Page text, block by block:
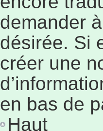
demander
désirée. Si
créer une
en bas de
Haut